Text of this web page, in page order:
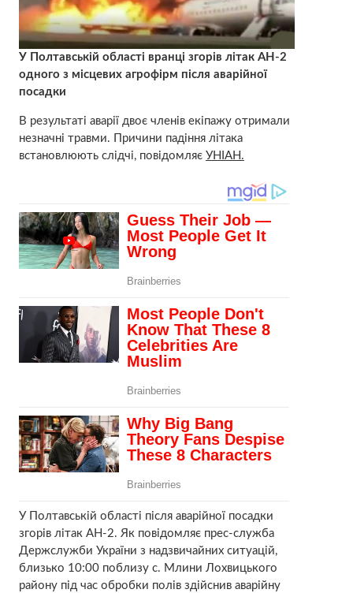
У Полтавській області вранці згорів літак АН-2
одного з місцевих агрофірм після аварійної
посадки
В результаті аварії двоє членів екіпажу отримали
незначні травми. Причини падіння літака
встановлюють слідчі, повідомляє УНІАН.
У Полтавській області після аварійної посадки
згорів літак АН-2. Як повідомляє прес-служба
Держслужби України з надзвичайних ситуацій,
близько 10:00 поблизу с. Млини Лохвицького
району під час обробки полів здійснив аварійну